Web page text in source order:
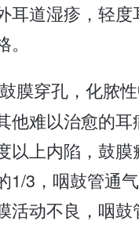
耳道湿疹，轻度
鼓膜穿孔，化脓
他难以治愈的耳
以上内陷，鼓膜
1/3，咽鼓管通
活动不良，咽鼓